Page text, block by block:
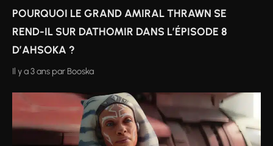
POURQUOI LE GRAND AMIRAL THRAWN SE
REND-IL SUR DATHOMIR DANS L’ÉPISODE 8
D’AHSOKA ?
Il y a 3 ans par Booska